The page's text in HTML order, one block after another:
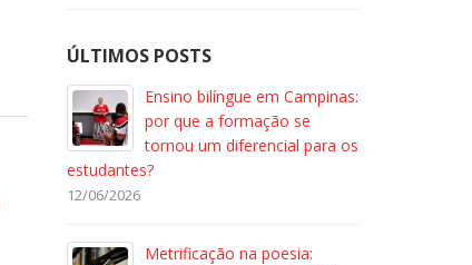
ÚLTIMOS POSTS
Ensino bilíngue em Campinas:
por que a formação se
tornou um diferencial para os
estudantes?
12/06/2026
Metrificação na poesia: